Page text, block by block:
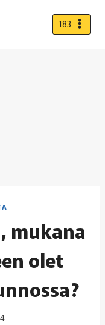
183
mukana
olet